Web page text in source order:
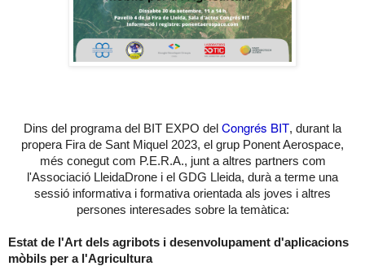
Dins del programa del BIT EXPO del Congrés BIT, durant la
propera Fira de Sant Miquel 2023, el grup Ponent Aerospace,
més conegut com P.E.R.A., junt a altres partners com
l'Associació LleidaDrone i el GDG Lleida, durà a terme una
sessió informativa i formativa orientada als joves i altres
persones interesades sobre la temàtica:
Estat de l'Art dels agribots i desenvolupament d'aplicacions
mòbils per a l'Agricultura